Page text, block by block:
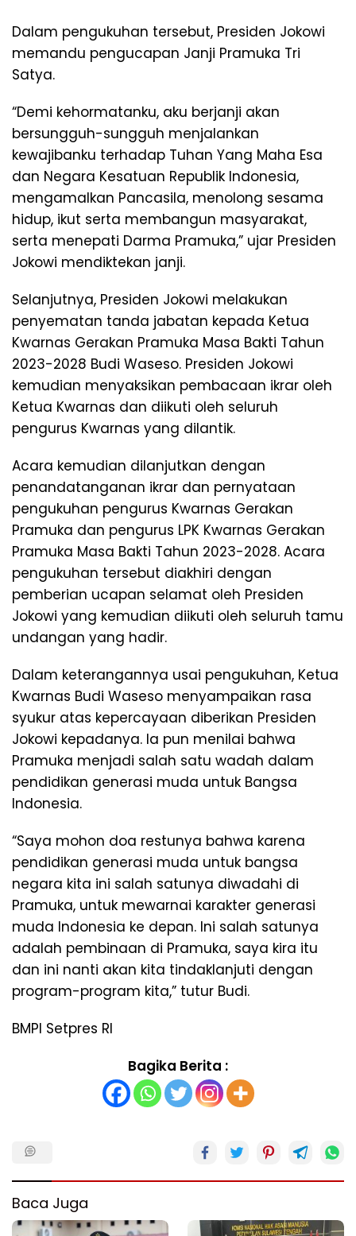
Dalam pengukuhan tersebut, Presiden Jokowi
memandu pengucapan Janji Pramuka Tri
Satya.
“Demi kehormatanku, aku berjanji akan
bersungguh-sungguh menjalankan
kewajibanku terhadap Tuhan Yang Maha Esa
dan Negara Kesatuan Republik Indonesia,
mengamalkan Pancasila, menolong sesama
hidup, ikut serta membangun masyarakat,
serta menepati Darma Pramuka,” ujar Presiden
Jokowi mendiktekan janji.
Selanjutnya, Presiden Jokowi melakukan
penyematan tanda jabatan kepada Ketua
Kwarnas Gerakan Pramuka Masa Bakti Tahun
2023-2028 Budi Waseso. Presiden Jokowi
kemudian menyaksikan pembacaan ikrar oleh
Ketua Kwarnas dan diikuti oleh seluruh
pengurus Kwarnas yang dilantik.
Acara kemudian dilanjutkan dengan
penandatanganan ikrar dan pernyataan
pengukuhan pengurus Kwarnas Gerakan
Pramuka dan pengurus LPK Kwarnas Gerakan
Pramuka Masa Bakti Tahun 2023-2028. Acara
pengukuhan tersebut diakhiri dengan
pemberian ucapan selamat oleh Presiden
Jokowi yang kemudian diikuti oleh seluruh tamu
undangan yang hadir.
Dalam keterangannya usai pengukuhan, Ketua
Kwarnas Budi Waseso menyampaikan rasa
syukur atas kepercayaan diberikan Presiden
Jokowi kepadanya. Ia pun menilai bahwa
Pramuka menjadi salah satu wadah dalam
pendidikan generasi muda untuk Bangsa
Indonesia.
“Saya mohon doa restunya bahwa karena
pendidikan generasi muda untuk bangsa
negara kita ini salah satunya diwadahi di
Pramuka, untuk mewarnai karakter generasi
muda Indonesia ke depan. Ini salah satunya
adalah pembinaan di Pramuka, saya kira itu
dan ini nanti akan kita tindaklanjuti dengan
program-program kita,” tutur Budi.
BMPI Setpres RI
Bagika Berita :
Baca Juga